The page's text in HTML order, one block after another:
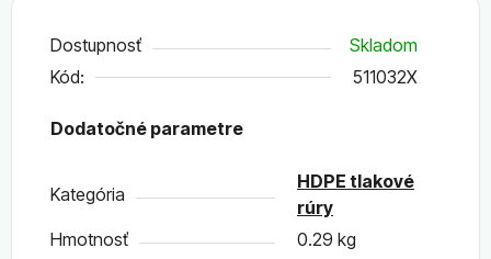
Dostupnosť
Skladom
Kód:
511032X
Dodatočné parametre
Kategória
HDPE tlakové
rúry
Hmotnosť
0.29 kg